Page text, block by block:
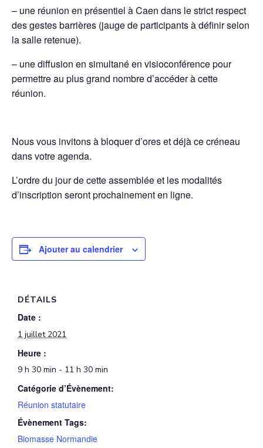
– une réunion en présentiel à Caen dans le strict respect
des gestes barrières (jauge de participants à définir selon
la salle retenue).
– une diffusion en simultané en visioconférence pour
permettre au plus grand nombre d’accéder à cette
réunion.
Nous vous invitons à bloquer d’ores et déjà ce créneau
dans votre agenda.
L’ordre du jour de cette assemblée et les modalités
d’inscription seront prochainement en ligne.
Ajouter au calendrier
DÉTAILS
Date :
1 juillet 2021
Heure :
9 h 30 min - 11 h 30 min
Catégorie d’Évènement:
Réunion statutaire
Évènement Tags:
Biomasse Normandie